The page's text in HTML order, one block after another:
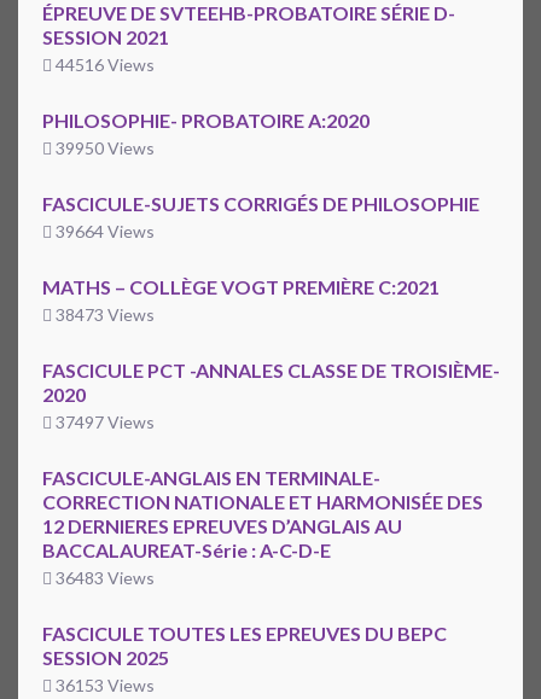
ÉPREUVE DE SVTEEHB-PROBATOIRE SÉRIE D-
SESSION 2021
44516 Views
PHILOSOPHIE- PROBATOIRE A:2020
39950 Views
FASCICULE-SUJETS CORRIGÉS DE PHILOSOPHIE
39664 Views
MATHS – COLLÈGE VOGT PREMIÈRE C:2021
38473 Views
FASCICULE PCT -ANNALES CLASSE DE TROISIÈME-
2020
37497 Views
FASCICULE-ANGLAIS EN TERMINALE-
CORRECTION NATIONALE ET HARMONISÉE DES
12 DERNIERES EPREUVES D’ANGLAIS AU
BACCALAUREAT-Série : A-C-D-E
36483 Views
FASCICULE TOUTES LES EPREUVES DU BEPC
SESSION 2025
36153 Views